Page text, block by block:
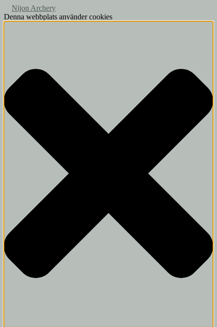
Denna webbplats använder cookies